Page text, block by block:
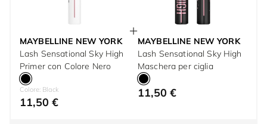
MAYBELLINE NEW YORK
Lash Sensational Sky High
Primer con Colore Nero
Colore: Black
11,50 €
MAYBELLINE NEW YORK
Lash Sensational Sky High
Maschera per ciglia
11,50 €